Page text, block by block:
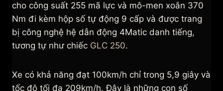
cho công suất 255 mã lực và mô-men xoắn 370
Nm đi kèm hộp số tự động 9 cấp và được trang
bị công nghệ hệ dẫn động 4Matic danh tiếng,
tương tự như chiếc GLC 250.
Xe có khả năng đạt 100km/h chỉ trong 5,9 giây và
tốc độ tối đa 209km/h. Đây là những con số